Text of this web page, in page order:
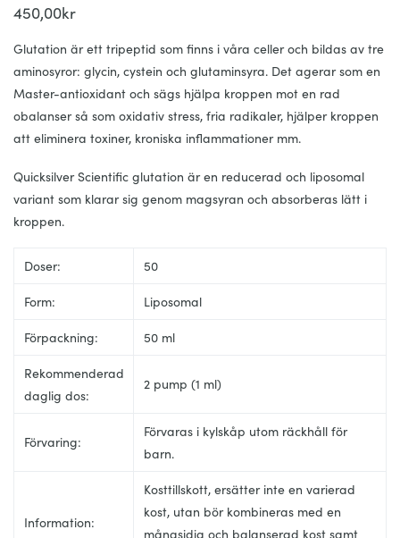
450,00kr
Glutation är ett tripeptid som finns i våra celler och bildas av tre
aminosyror: glycin, cystein och glutaminsyra. Det agerar som en
Master-antioxidant och sägs hjälpa kroppen mot en rad
obalanser så som oxidativ stress, fria radikaler, hjälper kroppen
att eliminera toxiner, kroniska inflammationer mm.
Quicksilver Scientific glutation är en reducerad och liposomal
variant som klarar sig genom magsyran och absorberas lätt i
kroppen.
Doser:
50
Form:
Liposomal
Förpackning:
50 ml
Rekommenderad
daglig dos:
2 pump (1 ml)
Förvaring:
Förvaras i kylskåp utom räckhåll för
barn.
Information:
Kosttillskott, ersätter inte en varierad
kost, utan bör kombineras med en
mångsidig och balanserad kost samt